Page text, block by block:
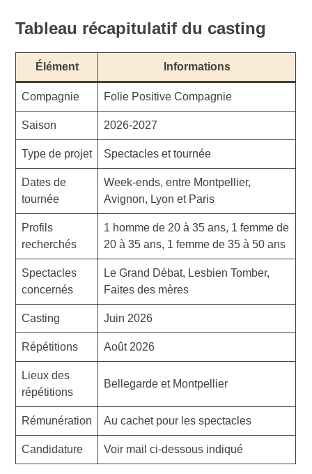
Tableau récapitulatif du casting
Élément Informations
Compagnie Folie Positive Compagnie
Saison 2026-2027
Type de projet Spectacles et tournée
Dates de
tournée
Week-ends, entre Montpellier,
Avignon, Lyon et Paris
Profils
recherchés
1 homme de 20 à 35 ans, 1 femme de
20 à 35 ans, 1 femme de 35 à 50 ans
Spectacles
concernés
Le Grand Débat, Lesbien Tomber,
Faites des mères
Casting Juin 2026
Répétitions Août 2026
Lieux des
répétitions
Bellegarde et Montpellier
Rémunération Au cachet pour les spectacles
Candidature Voir mail ci-dessous indiqué